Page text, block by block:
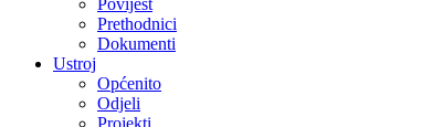
Povijest
Prethodnici
Dokumenti
Ustroj
Općenito
Odjeli
Projekti